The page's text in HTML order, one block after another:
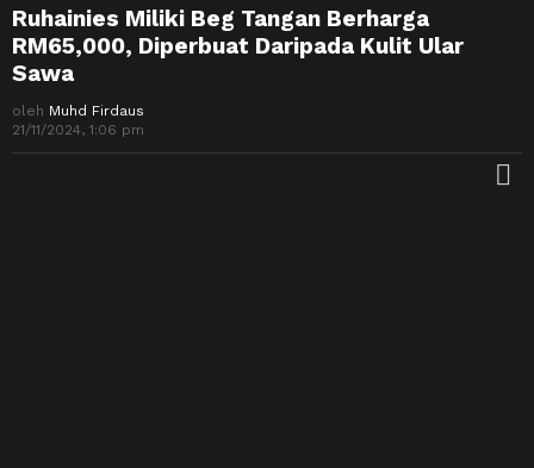
Ruhainies Miliki Beg Tangan Berharga
RM65,000, Diperbuat Daripada Kulit Ular
Sawa
oleh Muhd Firdaus
21/11/2024, 1:06 pm